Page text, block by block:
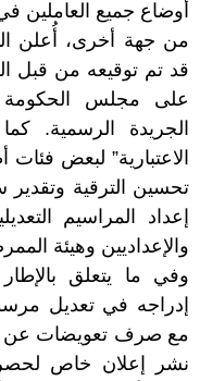
أوضاع جميع العاملين
من جهة أخرى، أُعلن
قد تم توقيعه من قبل
على مجلس
الجريدة الرسمية.
الاعتبارية” لبعض
تحسين الترقية وتقدير
إعداد المراسيم
والإعداديين وهيئة
وفي ما يتعلق
إدراجه في تعديل
نشر إعلان خاص لحصر